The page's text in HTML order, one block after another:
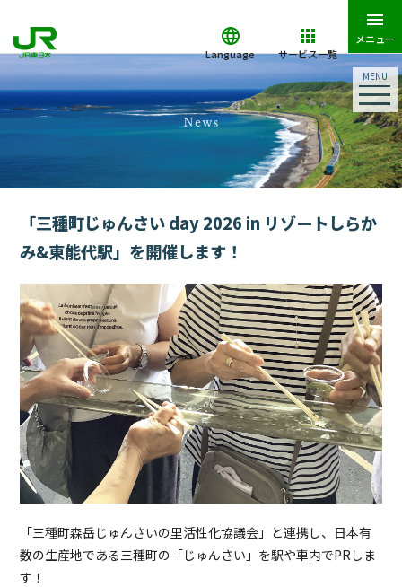
MENU
Language サービス一覧
メニュー
「三種町じゅんさい day 2026 in リゾートしらか
み&東能代駅」を開催します！
「三種町森岳じゅんさいの里活性化協議会」と連携し、日本有
数の生産地である三種町の「じゅんさい」を駅や車内でPRしま
す！